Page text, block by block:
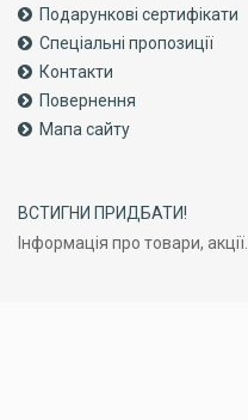
Подарункові сертифікати
Спеціальні пропозиції
Контакти
Повернення
Мапа сайту
ВСТИГНИ ПРИДБАТИ!
Інформація про товари, акції.